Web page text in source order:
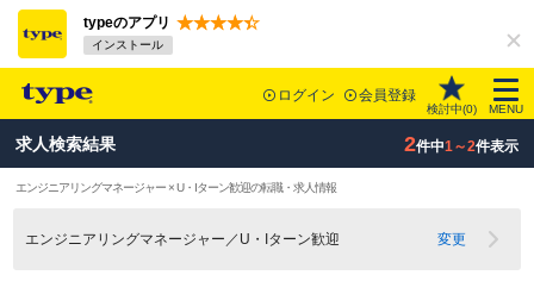
typeのアプリ
インストール
ログイン 会員登録
検討中(0) MENU
求人検索結果 2件中1～2件表示
エンジニアリングマネージャー × U・Iターン歓迎の転職・求人情報
エンジニアリングマネージャー／U・Iターン歓迎 変更